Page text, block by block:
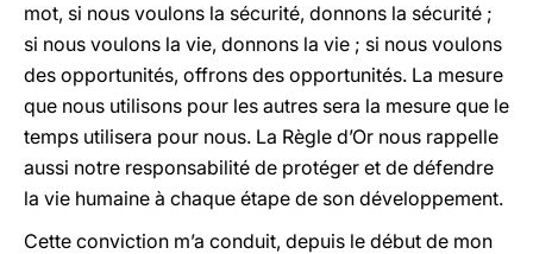
mot, si nous voulons la sécurité, donnons la sécurité ;
si nous voulons la vie, donnons la vie ; si nous voulons
des opportunités, offrons des opportunités. La mesure
que nous utilisons pour les autres sera la mesure que le
temps utilisera pour nous. La Règle d’Or nous rappelle
aussi notre responsabilité de protéger et de défendre
la vie humaine à chaque étape de son développement.
Cette conviction m’a conduit, depuis le début de mon